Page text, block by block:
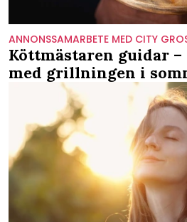
ANNONSSAMARBETE MED CITY
Köttmästaren guidar –
med grillningen i